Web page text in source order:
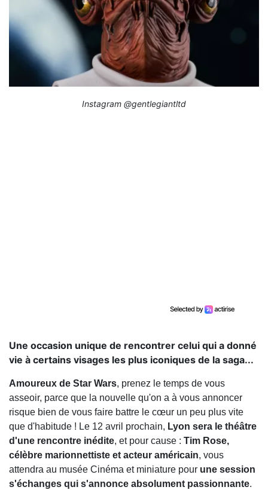
Instagram @gentlegiantltd
Une occasion unique de rencontrer celui qui a donné
vie à certains visages les plus iconiques de la saga...
Amoureux de Star Wars, prenez le temps de vous
asseoir, parce que la nouvelle qu'on a à vous annoncer
risque bien de vous faire battre le cœur un peu plus vite
que d'habitude ! Le 12 avril prochain, Lyon sera le théâtre
d'une rencontre inédite, et pour cause : Tim Rose,
célèbre marionnettiste et acteur américain, vous
attendra au musée Cinéma et miniature pour une session
s'échanges qui s'annonce absolument passionnante.